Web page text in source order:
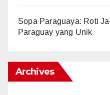
Sopa Paraguaya: Roti
Paraguay yang Unik
Archives